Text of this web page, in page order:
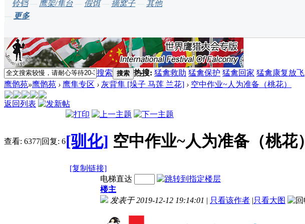
铃铛— 鹰架/隼台 — 假饵— 摘窝子— 其他
— 更多
搜索 搜索 热搜: 猛禽救助 猛禽保护 猛禽回家 猛禽康复放飞
鹰鹘苑»鹰鹘苑 › 鹰隼专区 › 灰背隼 [垛子 马莲 兰花] › 空中作业~人为准备（桃花）
返回列表
查看: 6377|回复: 6[驯化] 空中作业~人为准备（桃花）
[复制链接]
电梯直达
楼主
发表于 2019-12-12 19:14:01 | 只看该作者 |只看大图